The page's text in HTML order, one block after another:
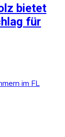
bietet
für